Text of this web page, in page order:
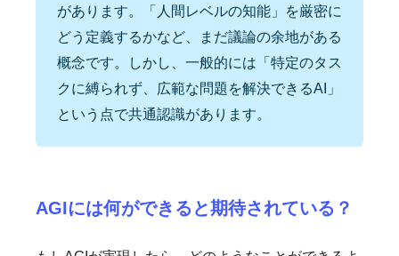
があります。「人間レベルの知能」を厳密に
どう定義するかなど、まだ議論の余地がある
概念です。しかし、一般的には「特定のタス
クに縛られず、広範な問題を解決できるAI」
という点で共通認識があります。
AGIには何ができると期待されている？